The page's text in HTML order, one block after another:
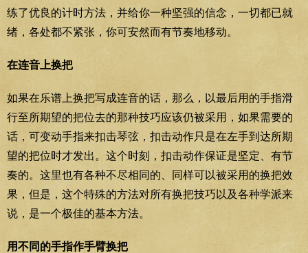
练了优良的计时方法，并给你一种坚强的信念，一切都已就
绪，各处都不紧张，你可安然而有节奏地移动。
在连音上换把
如果在乐谱上换把写成连音的话，那么，以最后用的手指滑
行至所期望的把位去的那种技巧应该仍被采用，如果需要的
话，可变动手指来扣击琴弦，扣击动作只是在左手到达所期
望的把位时才发出。这个时刻，扣击动作保证是坚定、有节
奏的。这里也有各种不尽相同的、同样可以被采用的换把效
果，但是，这个特殊的方法对所有换把技巧以及各种学派来
说，是一个极佳的基本方法。
用不同的手指作手臂换把